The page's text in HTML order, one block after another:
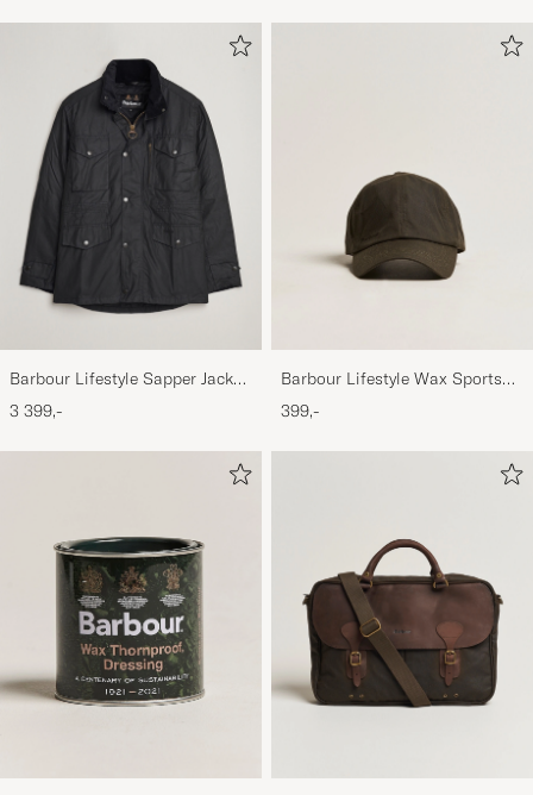
Barbour Lifestyle Sapper Jacket
Black
3 399,-
Barbour Lifestyle Wax Sports
Cap Olive
399,-